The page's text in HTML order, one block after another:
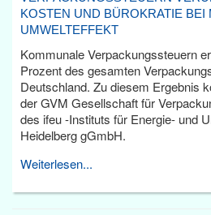
KOSTEN UND BÜROKRATIE BEI
UMWELTEFFEKT
Kommunale Verpackungssteuern
Prozent des gesamten
Deutschland. Zu diesem Ergebnis
der GVM Gesellschaft für
des ifeu -Instituts für Energie- und
Heidelberg gGmbH.
Weiterlesen...